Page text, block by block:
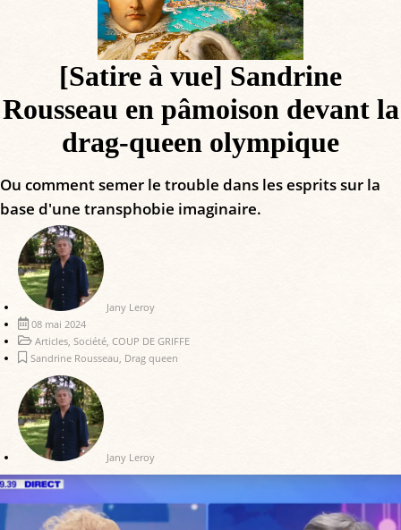
[Satire à vue] Sandrine
Rousseau en pâmoison devant la
drag-queen olympique
Ou comment semer le trouble dans les esprits sur la
base d'une transphobie imaginaire.
Jany Leroy
08 mai 2024
Articles Société COUP DE GRIFFE
Sandrine Rousseau Drag queen
Jany Leroy